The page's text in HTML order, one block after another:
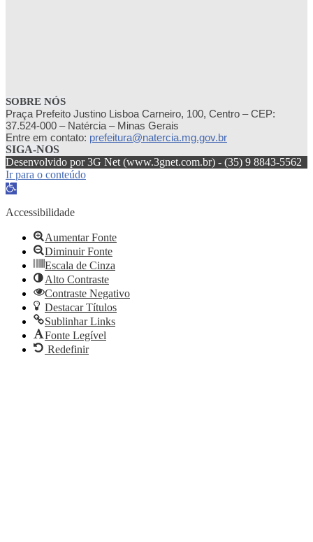
SOBRE NÓS
Praça Prefeito Justino Lisboa Carneiro, 100, Centro – CEP:
37.524-000 – Natércia – Minas Gerais
Entre em contato: prefeitura@natercia.mg.gov.br
SIGA-NOS
Desenvolvido por 3G Net (www.3gnet.com.br) - (35) 9 8843-5562
Ir para o conteúdo
Abrir
barra
ferramentas
Accessibilidade
Aumentar Fonte
Diminuir Fonte
Escala de Cinza
Alto Contraste
Contraste Negativo
Destacar Títulos
Sublinhar Links
Fonte Legível
Redefinir